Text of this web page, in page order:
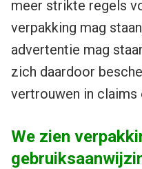
meer strikte regels
verpakking mag
advertentie mag
zich daardoor
vertrouwen in claims
We zien